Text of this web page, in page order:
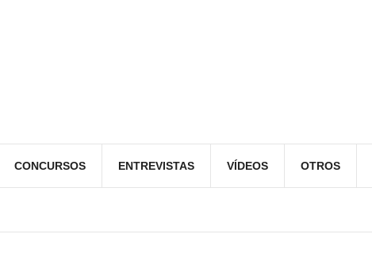
CONCURSOS ENTREVISTAS VÍDEOS OTROS